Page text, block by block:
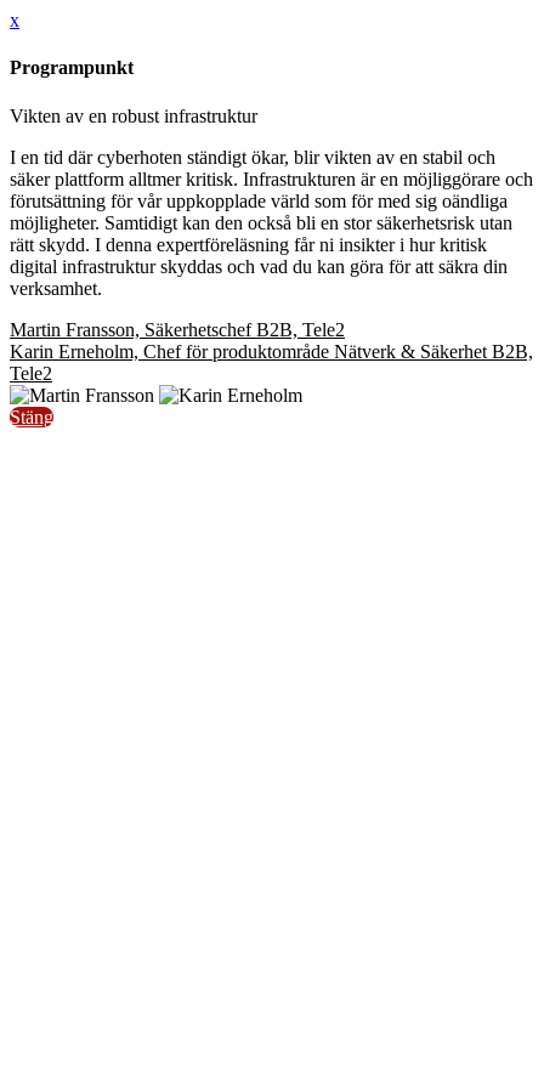
x
Programpunkt
Vikten av en robust infrastruktur
I en tid där cyberhoten ständigt ökar, blir vikten av en stabil och
säker plattform alltmer kritisk. Infrastrukturen är en möjliggörare och
förutsättning för vår uppkopplade värld som för med sig oändliga
möjligheter. Samtidigt kan den också bli en stor säkerhetsrisk utan
rätt skydd. I denna expertföreläsning får ni insikter i hur kritisk
digital infrastruktur skyddas och vad du kan göra för att säkra din
verksamhet.
Martin Fransson, Säkerhetschef B2B, Tele2
Karin Erneholm, Chef för produktområde Nätverk & Säkerhet B2B,
Tele2
Stäng